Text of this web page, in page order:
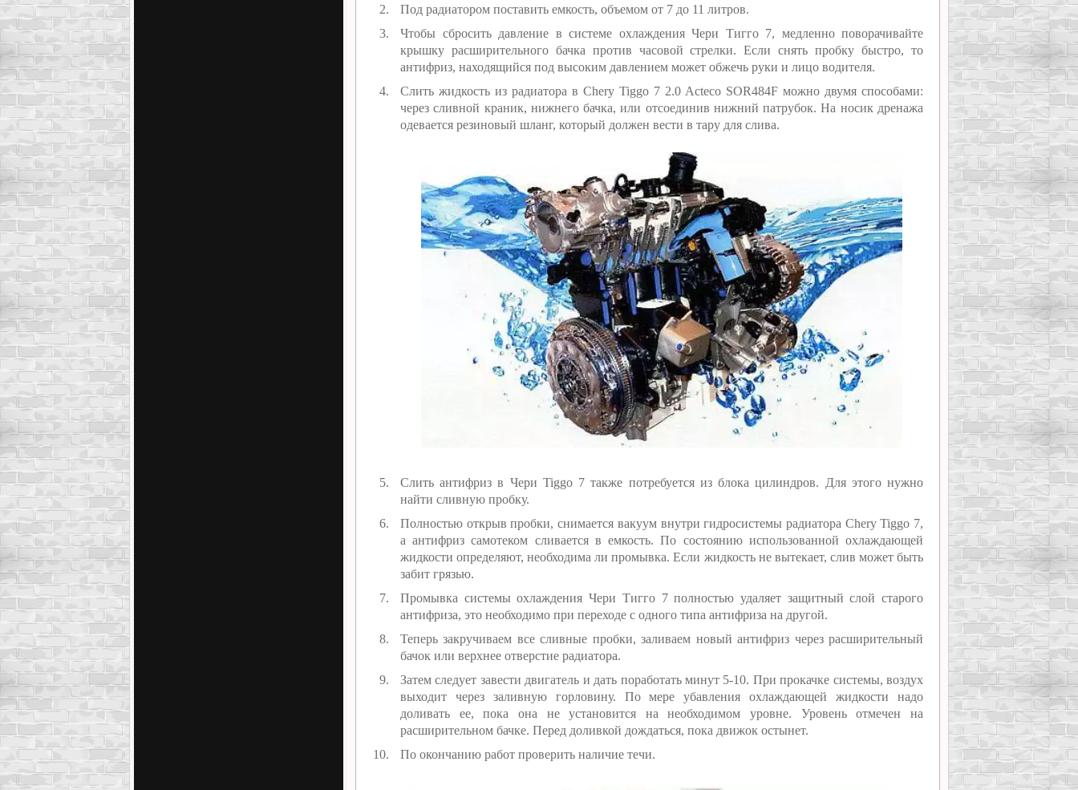
Под радиатором поставить емкость, объемом от 7 до 11 литров.
Чтобы сбросить давление в системе охлаждения Чери Тигго 7, медленно поворачивайте
крышку расширительного бачка против часовой стрелки. Если снять пробку быстро, то
антифриз, находящийся под высоким давлением может обжечь руки и лицо водителя.
Слить жидкость из радиатора в Chery Tiggo 7 2.0 Acteco SOR484F можно двумя способами:
через сливной краник, нижнего бачка, или отсоединив нижний патрубок. На носик дренажа
одевается резиновый шланг, который должен вести в тару для слива.
Слить антифриз в Чери Tiggo 7 также потребуется из блока цилиндров. Для этого нужно
найти сливную пробку.
Полностью открыв пробки, снимается вакуум внутри гидросистемы радиатора Chery Tiggo 7,
а антифриз самотеком сливается в емкость. По состоянию использованной охлаждающей
жидкости определяют, необходима ли промывка. Если жидкость не вытекает, слив может быть
забит грязью.
Промывка системы охлаждения Чери Тигго 7 полностью удаляет защитный слой старого
антифриза, это необходимо при переходе с одного типа антифриза на другой.
Теперь закручиваем все сливные пробки, заливаем новый антифриз через расширительный
бачок или верхнее отверстие радиатора.
Затем следует завести двигатель и дать поработать минут 5-10. При прокачке системы, воздух
выходит через заливную горловину. По мере убавления охлаждающей жидкости надо
доливать ее, пока она не установится на необходимом уровне. Уровень отмечен на
расширительном бачке. Перед доливкой дождаться, пока движок остынет.
По окончанию работ проверить наличие течи.